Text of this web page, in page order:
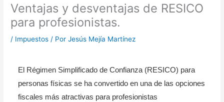
Ventajas y desventajas de RESICO
para profesionistas.
/ Impuestos / PorJesús Mejía Martínez
El Régimen Simplificado de Confianza (RESICO) para
personas físicas se ha convertido en una de las opciones
fiscales más atractivas para profesionistas